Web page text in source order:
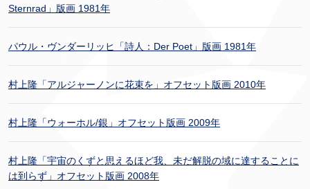
Sternrad」版画 1981年
パウル・ヴンダーリッヒ「詩人：Der Poet」版画 1981年
村上隆「アルジャーノンに花束を」オフセット版画 2010年
村上隆「ウォーホル/銀」オフセット版画 2009年
村上隆「宇宙のくずと思えるほど我、未だ解脱の域に達することに
は到らず」オフセット版画 2008年